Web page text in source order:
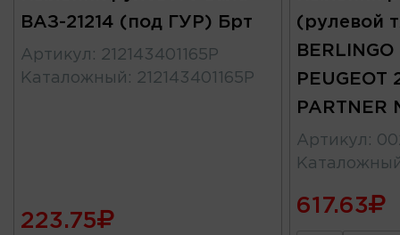
ВАЗ-21214 (под ГУР) Брт
Артикул : 212143401165Р
Каталожный : 212143401165Р
223.75
(рулевой
BERLINGO
PEUGEOT
PARTNER
Артикул :
617.63